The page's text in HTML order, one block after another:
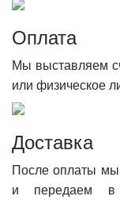
Оплата
Мы выставляем
или физическое
Доставка
После оплаты мы
и передаем в